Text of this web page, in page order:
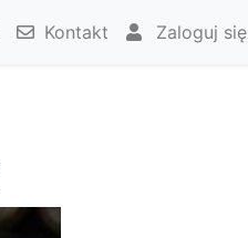
Kontakt Zaloguj się